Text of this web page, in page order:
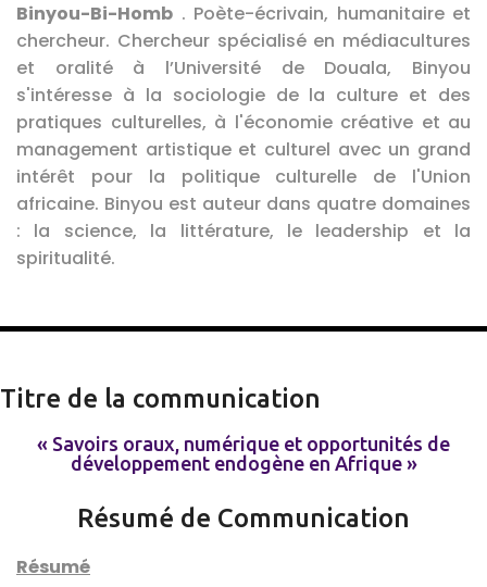
Binyou-Bi-Homb . Poète-écrivain, humanitaire et
chercheur. Chercheur spécialisé en médiacultures
et oralité à l’Université de Douala, Binyou
s'intéresse à la sociologie de la culture et des
pratiques culturelles, à l'économie créative et au
management artistique et culturel avec un grand
intérêt pour la politique culturelle de l'Union
africaine. Binyou est auteur dans quatre domaines
: la science, la littérature, le leadership et la
spiritualité.
Titre de la communication
« Savoirs oraux, numérique et opportunités de
développement endogène en Afrique »
Résumé de Communication
Résumé